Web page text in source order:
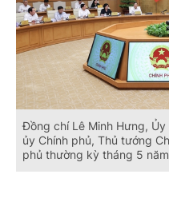
Đồng chí Lê Minh Hưng,
ủy Chính phủ, Thủ tướng
phủ thường kỳ tháng 5